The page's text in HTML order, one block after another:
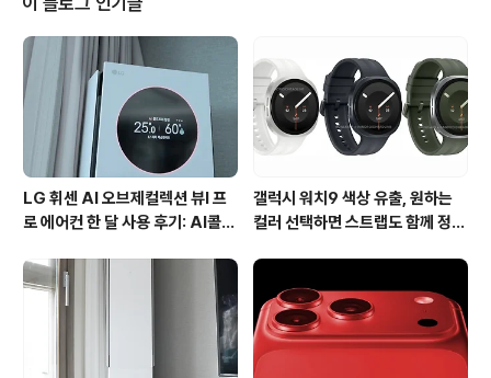
로 진행되는 프리스타일 베이스볼 쇼다운 워너뱃(wanna
bat) 입니다. 워너뱃(wannabat)은 애플의 앱스토어에서
다운받을 수 있는데요. 일반적인 야구게임과 달리 1:1 대전
으로 경기하게 됩니다. 일반 야구에서는 포수를 비롯해 수
비수들이 필요하지만 워너뱃은 프리스타..
LG 휘센 AI 오브제컬렉션 뷰I 프
로 에어컨 한 달 사용 후기: AI콜드
갤럭시 워치9 색상 유출, 원하는
컬러 선택하면 스트랩도 함께 정해